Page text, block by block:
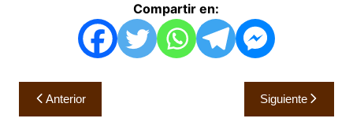
Compartir en:
Navegación
de
Anterior Siguiente